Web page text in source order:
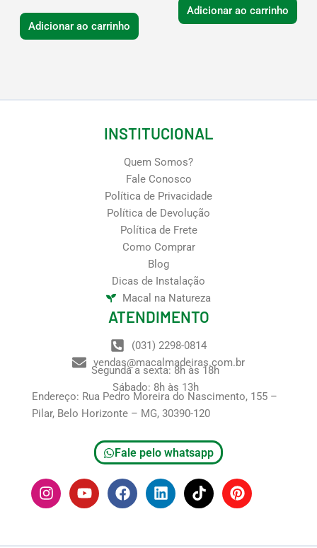
Adicionar ao carrinho
Adicionar ao carrinho
INSTITUCIONAL
Quem Somos?
Fale Conosco
Política de Privacidade
Política de Devolução
Política de Frete
Como Comprar
Blog
Dicas de Instalação
Macal na Natureza
ATENDIMENTO
(031) 2298-0814
vendas@macalmadeiras.com.br
Segunda a sexta: 8h às 18h
Sábado: 8h às 13h
Endereço: Rua Pedro Moreira do Nascimento, 155 –
Pilar, Belo Horizonte – MG, 30390-120
Fale pelo whatsapp
I
n
s
Y
o
u
F
a
c
L
i
n
T
i
k
P
i
n